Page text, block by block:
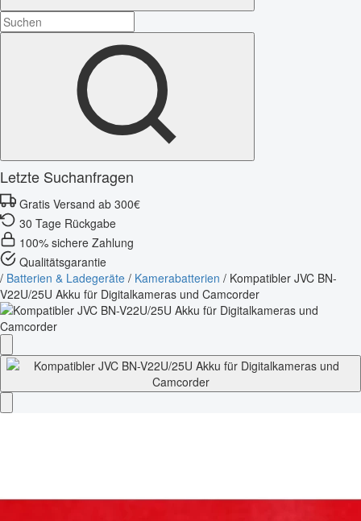
Letzte Suchanfragen
Gratis Versand ab 300€
30 Tage Rückgabe
100% sichere Zahlung
Qualitätsgarantie
/ Batterien & Ladegeräte / Kamerabatterien / Kompatibler JVC BN-
V22U/25U Akku für Digitalkameras und Camcorder